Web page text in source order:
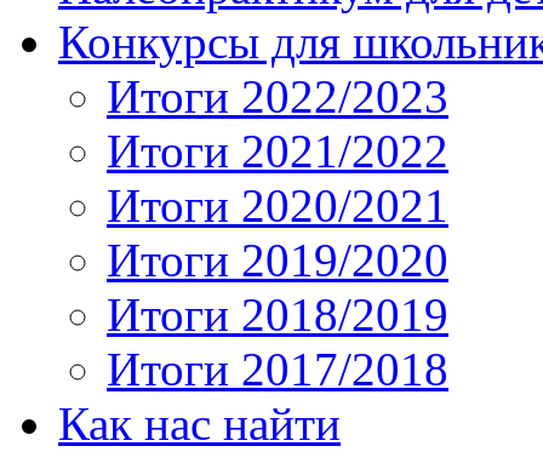
Конкурсы для
Итоги 2022/2023
Итоги 2021/2022
Итоги 2020/2021
Итоги 2019/2020
Итоги 2018/2019
Итоги 2017/2018
Как нас найти